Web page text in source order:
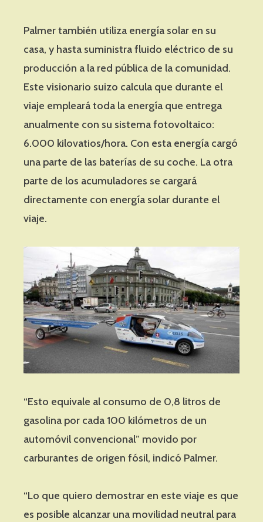
Palmer también utiliza energía solar en su
casa, y hasta suministra fluido eléctrico de su
producción a la red pública de la comunidad.
Este visionario suizo calcula que durante el
viaje empleará toda la energía que entrega
anualmente con su sistema fotovoltaico:
6.000 kilovatios/hora. Con esta energía cargó
una parte de las baterías de su coche. La otra
parte de los acumuladores se cargará
directamente con energía solar durante el
viaje.
“Esto equivale al consumo de 0,8 litros de
gasolina por cada 100 kilómetros de un
automóvil convencional” movido por
carburantes de origen fósil, indicó Palmer.
“Lo que quiero demostrar en este viaje es que
es posible alcanzar una movilidad neutral para